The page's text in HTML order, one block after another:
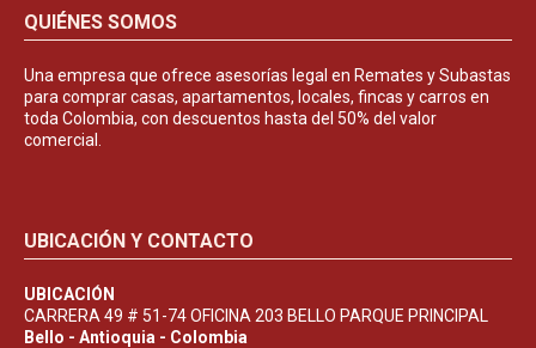
QUIÉNES SOMOS
Una empresa que ofrece asesorías legal en Remates y Subastas
para comprar casas, apartamentos, locales, fincas y carros en
toda Colombia, con descuentos hasta del 50% del valor
comercial.
UBICACIÓN Y CONTACTO
UBICACIÓN
CARRERA 49 # 51-74 OFICINA 203 BELLO PARQUE PRINCIPAL
Bello - Antioquia - Colombia